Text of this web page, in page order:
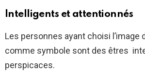
Intelligents et attentionnés
Les personnes ayant choisi l’image
comme symbole sont des êtres
perspicaces.